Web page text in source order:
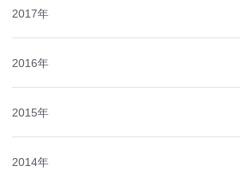
2017年
2016年
2015年
2014年